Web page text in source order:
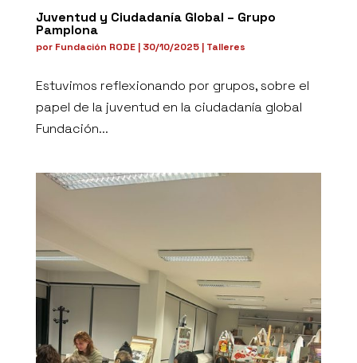
Juventud y Ciudadanía Global – Grupo
Pamplona
por Fundación RODE| 30/10/2025| Talleres
Estuvimos reflexionando por grupos, sobre el
papel de la juventud en la ciudadanía global
Fundación...